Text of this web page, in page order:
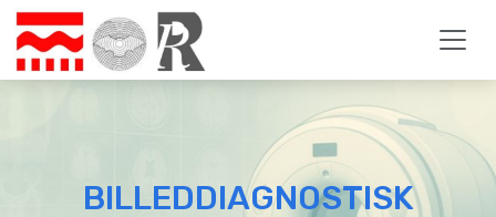
BILLEDDIAGNOSTISK